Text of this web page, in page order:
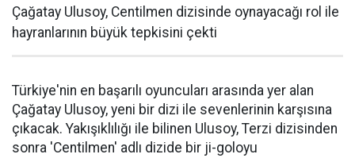
Çağatay Ulusoy, Centilmen dizisinde oynayacağı rol ile
hayranlarının büyük tepkisini çekti
Türkiye'nin en başarılı oyuncuları arasında yer alan
Çağatay Ulusoy, yeni bir dizi ile sevenlerinin karşısına
çıkacak. Yakışıklılığı ile bilinen Ulusoy, Terzi dizisinden
sonra 'Centilmen' adlı dizide bir ji-goloyu